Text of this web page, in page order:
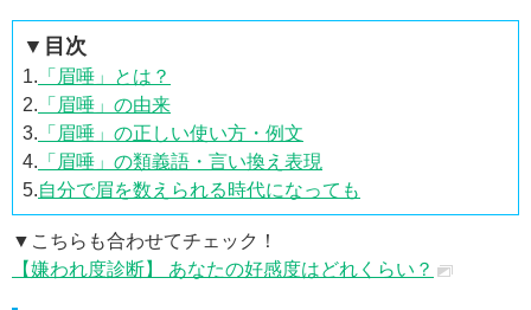
▼目次
1. 「眉唾」とは？
2. 「眉唾」の由来
3. 「眉唾」の正しい使い方・例文
4. 「眉唾」の類義語・言い換え表現
5.自分で眉を数えられる時代になっても
▼こちらも合わせてチェック！
【嫌われ度診断】 あなたの好感度はどれくらい？